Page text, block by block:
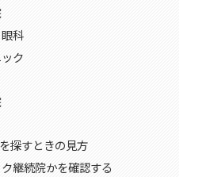
科
ク
探すときの見方
継続院かを確認する